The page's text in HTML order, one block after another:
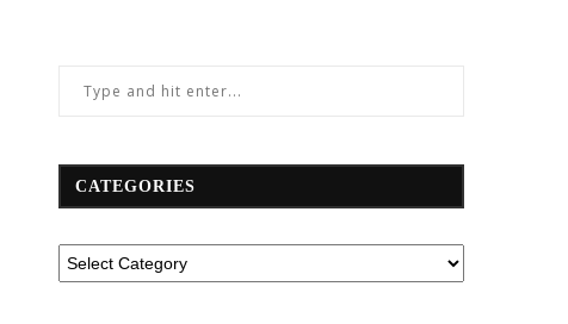
จ.เพชรบูรณ์(ขาออก)เปิดให้บริการเร็วๆนี้
June 7, 2021 January 11, 2019
CATEGORIES